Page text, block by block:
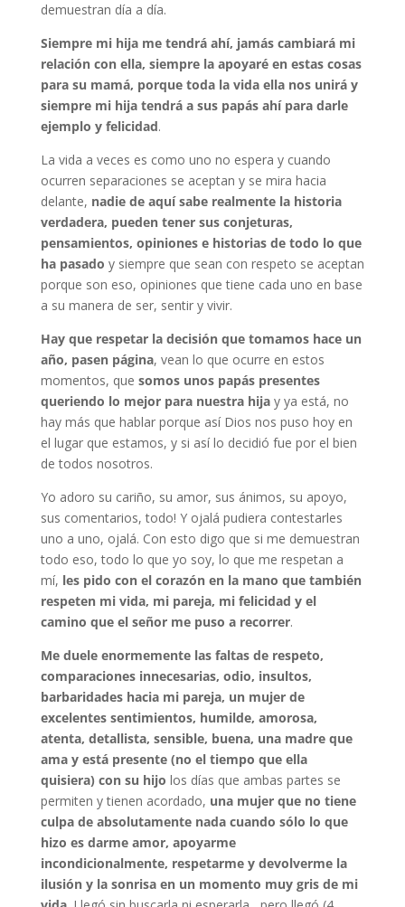
demuestran día a día.
Siempre mi hija me tendrá ahí, jamás cambiará mi
relación con ella, siempre la apoyaré en estas cosas
para su mamá, porque toda la vida ella nos unirá y
siempre mi hija tendrá a sus papás ahí para darle
ejemplo y felicidad.
La vida a veces es como uno no espera y cuando
ocurren separaciones se aceptan y se mira hacia
delante, nadie de aquí sabe realmente la historia
verdadera, pueden tener sus conjeturas,
pensamientos, opiniones e historias de todo lo que
ha pasado y siempre que sean con respeto se aceptan
porque son eso, opiniones que tiene cada uno en base
a su manera de ser, sentir y vivir.
Hay que respetar la decisión que tomamos hace un
año, pasen página, vean lo que ocurre en estos
momentos, que somos unos papás presentes
queriendo lo mejor para nuestra hijay ya está, no
hay más que hablar porque así Dios nos puso hoy en
el lugar que estamos, y si así lo decidió fue por el bien
de todos nosotros.
Yo adoro su cariño, su amor, sus ánimos, su apoyo,
sus comentarios, todo! Y ojalá pudiera contestarles
uno a uno, ojalá. Con esto digo que si me demuestran
todo eso, todo lo que yo soy, lo que me respetan a
mí, les pido con el corazón en la mano que también
respeten mi vida, mi pareja, mi felicidad y el
camino que el señor me puso a recorrer.
Me duele enormemente las faltas de respeto,
comparaciones innecesarias, odio, insultos,
barbaridades hacia mi pareja, un mujer de
excelentes sentimientos, humilde, amorosa,
atenta, detallista, sensible, buena, una madre que
ama y está presente (no el tiempo que ella
quisiera) con su hijo los días que ambas partes se
permiten y tienen acordado, una mujer que no tiene
culpa de absolutamente nada cuando sólo lo que
hizo es darme amor, apoyarme
incondicionalmente, respetarme y devolverme la
ilusión y la sonrisa en un momento muy gris de mi